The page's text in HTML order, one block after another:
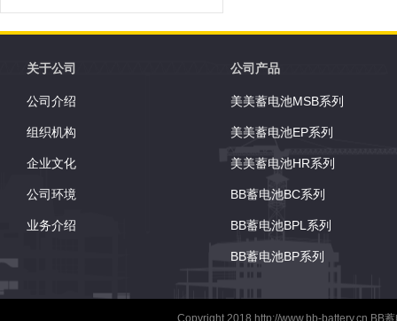
关于公司
公司介绍
组织机构
企业文化
公司环境
业务介绍
公司产品
美美蓄电池MSB系列
美美蓄电池EP系列
美美蓄电池HR系列
BB蓄电池BC系列
BB蓄电池BPL系列
BB蓄电池BP系列
Copyright 2018 http://www.bb-battery.cn BB